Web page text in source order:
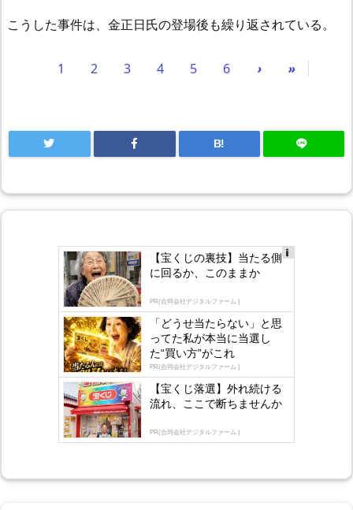
こうした事件は、金正日氏の登場後も繰り返されている。
1 2 3 4 5 6 › »
B!
gly
【宝くじの裏技】当たる側
に回るか、このままか
PR(合同会社デジタルファーム )
「どうせ当たらない」と思
ってた私が本当に当選し
た“買い方”がこれ
PR(合同会社デジタルファーム )
【宝くじ落選】外れ続ける
流れ、ここで断ちませんか
PR(合同会社デジタルファーム )